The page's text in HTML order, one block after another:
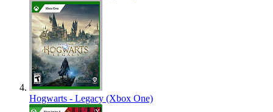
Hogwarts - Legacy (Xbox One)